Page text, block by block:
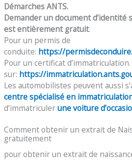
Démarches ANTS.
Demander un document d’identité
est entièrement gratuit.
Pour un permis de
conduite: https://
Pour un certificat
sur: https://
Les automobilistes peuvent aussi
centre spécialisé en
d’immatriculerune voiture
Comment obtenir un extrait de
gratuitement
pour obtenir un extrait de